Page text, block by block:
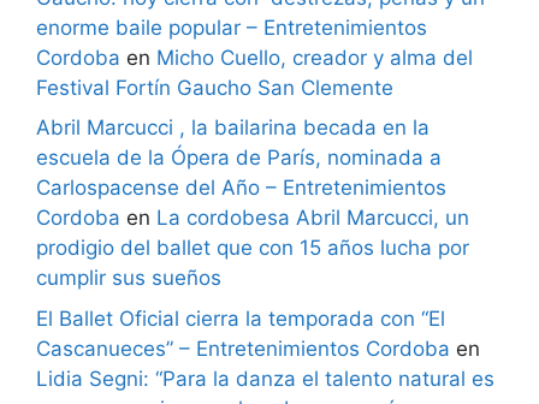
enorme baile popular – Entretenimientos
Cordoba en Micho Cuello, creador y alma del
Festival Fortín Gaucho San Clemente
Abril Marcucci , la bailarina becada en la
escuela de la Ópera de París, nominada a
Carlospacense del Año – Entretenimientos
Cordoba en La cordobesa Abril Marcucci, un
prodigio del ballet que con 15 años lucha por
cumplir sus sueños
El Ballet Oficial cierra la temporada con “El
Cascanueces” – Entretenimientos Cordoba en
Lidia Segni: “Para la danza el talento natural es